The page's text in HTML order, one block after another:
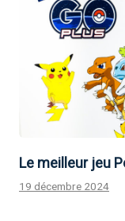
Le meilleur jeu
19 décembre 2024